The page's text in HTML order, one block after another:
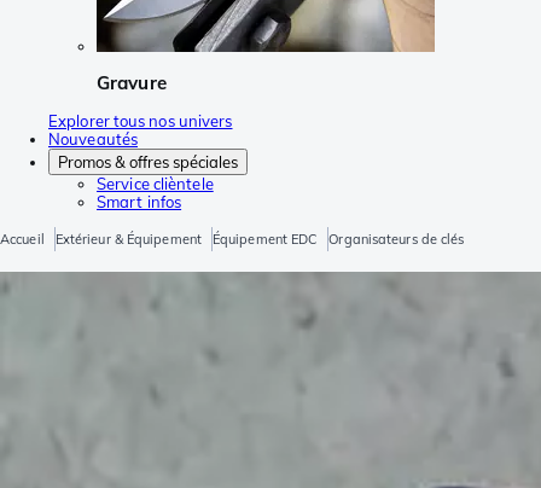
Gravure
Explorer tous nos univers
Nouveautés
Promos & offres spéciales
Service clièntele
Smart infos
Accueil Extérieur & Équipement Équipement EDC Organisateurs de clés